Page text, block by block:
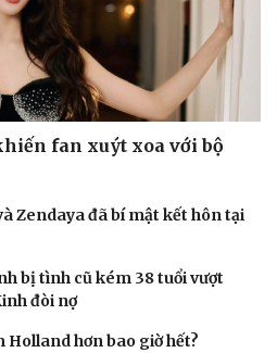
Câu chuyện thời sự
Cửa sổ tình yêu
Kể chuyện cho bé
fan xuýt xoa với bộ
Zendaya đã bí mật kết hôn tại
bị tình cũ kém 38 tuổi vượt
đòi nợ
Holland hơn bao giờ hết?